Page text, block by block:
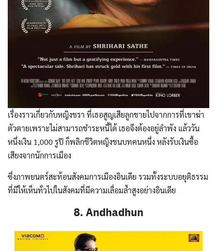
เรื่องราวเกี่ยวกับหญิงชรา ที่เธอสูญเสียลูกชายไปจากการที่เขาฆ่า
ตัวตายเพราะไม่สามารถชำระหนี้ได้ เธอจึงต้องอยู่ลำพัง แล้ววัน
หนึ่งเงิน 1,000 รูปี ก็พลิกชีวิตหญิงชนบทคนหนึ่ง หลังรับเงินซื้อ
เสียงจากนักการเมือง
ซึ่งภาพยนตร์สะท้อนสังคมการเมืองอินเดีย รวมทั้งระบบอยุติธรรม
ที่มีให้เห็นทั่วไปในสังคมที่มีความเลื่อมล้ำสูงอย่างอินเดีย
8. Andhadhun